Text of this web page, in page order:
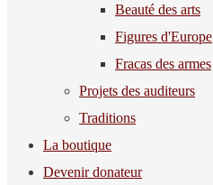
Beauté des arts
Figures d'Europe
Fracas des armes
Projets des auditeurs
Traditions
La boutique
Devenir donateur